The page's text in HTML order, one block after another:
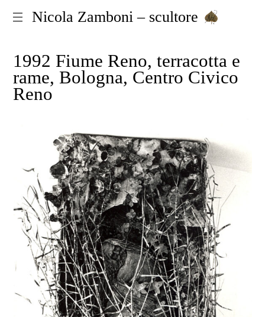
Nicola Zamboni – scultore
1992 Fiume Reno, terracotta e
rame, Bologna, Centro Civico
Reno